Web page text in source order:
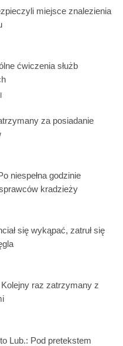
miejsce znalezienia
ćwiczenia służb
za posiadanie
niespełna godzinie
kradzieży
się wykąpać, zatruł się
Kolejny raz zatrzymany z
Lub.: Pod pretekstem